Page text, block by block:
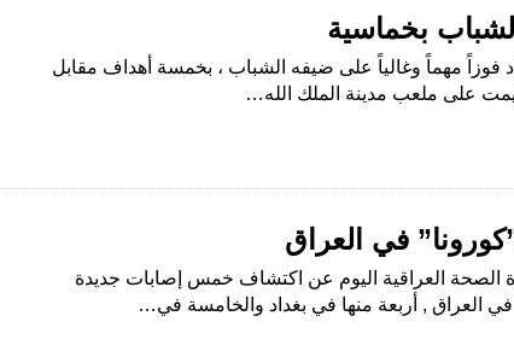
بخماسية
فوزاً مهماً وغالياً على ضيفه الشباب ، بخمسة أهداف مقابل
على ملعب مدينة الملك الله…
الصحة العراقية اليوم عن اكتشاف خمس إصابات جديدة
العراق , أربعة منها في بغداد والخامسة في…